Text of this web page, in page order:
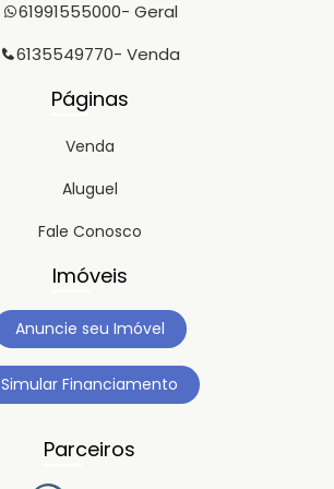
61991555000- Geral
6135549770- Venda
Páginas
Venda
Aluguel
Fale Conosco
Imóveis
Anuncie seu Imóvel
Simular Financiamento
Parceiros